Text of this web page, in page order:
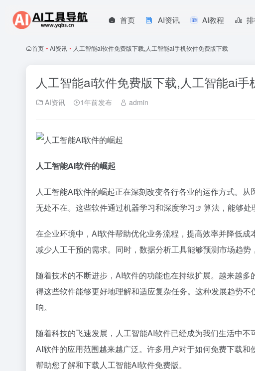
首页 AI资讯 AI教程
首页 • AI资讯 • 人工智能ai软件免费版下载,人工智能ai手机软件免费版下载
人工智能ai软件免费版下载,人工智能ai
AI资讯 1年前发布 admin
人工智能AI软件的崛起
人工智能AI软件的崛起正在深刻改变各行各业的运作方式。
无处不在。这些软件通过机器学习和深度学习 算法，能够处
在企业环境中，AI软件帮助优化业务流程，提高效率并降低
减少人工干预的需求。同时，数据分析工具能够预测市场趋势
随着技术的不断进步，AI软件的功能也在持续扩展。越来越
得这些软件能够更好地理解和适应复杂任务。这种发展趋势
响。
随着科技的飞速发展，人工智能AI软件已经成为我们生活中
AI软件的应用范围越来越广泛。许多用户对于如何免费下载
帮助您了解和下载人工智能AI软件免费版。